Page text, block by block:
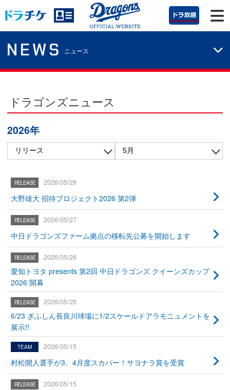
NEWS ニュース
ドラゴンズニュース
2026年
2026/05/28
大野雄大 招待プロジェクト2026 第2弾
2026/05/27
中日ドラゴンズファーム拠点の移転先公募を開始します
2026/05/26
愛知トヨタ presents 第2回 中日ドラゴンズ クイーンズカップ
2026 開幕
2026/05/25
6/23 ぎふしん長良川球場に1/2スケールドアラモニュメントを
展示!!
2026/05/15
村松開人選手が3、4月度スカパー！サヨナラ賞を受賞
2026/05/15